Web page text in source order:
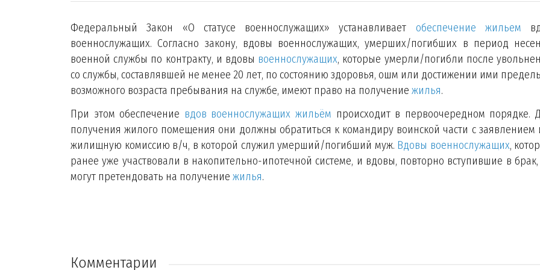
Федеральный Закон «О статусе военнослужащих» устанавливает обеспечение жильем
военнослужащих. Согласно закону, вдовы военнослужащих, умерших/погибших в период
военной службы по контракту, и вдовы военнослужащих, которые умерли/погибли после
со службы, составлявшей не менее 20 лет, по состоянию здоровья, ошм или достижении ими
возможного возраста пребывания на службе, имеют право на получение жилья.
При этом обеспечение вдов военнослужащих жильём происходит в первоочередном порядке.
получения жилого помещения они должны обратиться к командиру воинской части с заявлением
жилищную комиссию в/ч, в которой служил умерший/погибший муж. Вдовы военнослужащих,
ранее уже участвовали в накопительно-ипотечной системе, и вдовы, повторно вступившие в
могут претендовать на получение жилья.
Комментарии